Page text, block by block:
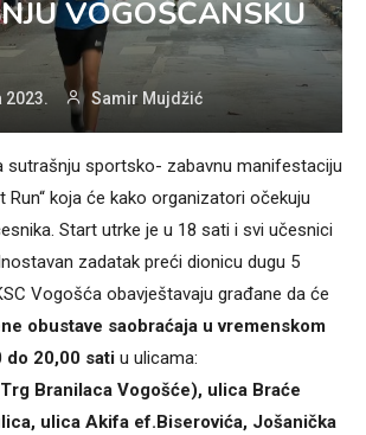
VOGOŠĆANSKU
2023. Samir Mujdžić
sutrašnju sportsko- zabavnu manifestaciju
Run“ koja će kako organizatori očekuju
Start utrke je u 18 sati i svi učesnici
zadatak preći dionicu dugu 5
Vogošća obavještavaju građane da će
obustave saobraćaja u vremenskom
do 20,00 sati u ulicama:
Branilaca Vogošće), ulica Braće
ulica Akifa ef.Biserovića, Jošanička